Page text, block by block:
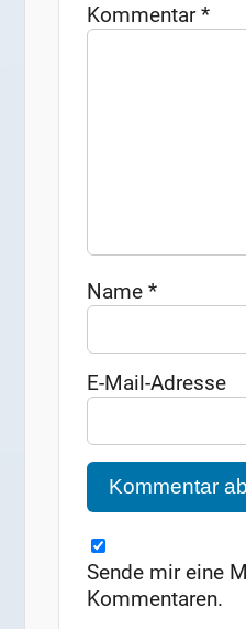
Kommentar*
Name*
E-Mail-Adresse
Sende mir eine
Kommentaren.